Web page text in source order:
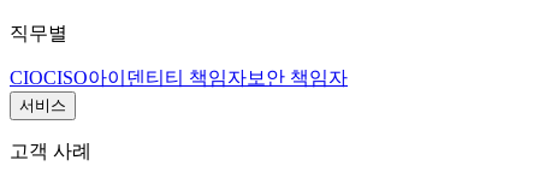
직무별
CIOCISO아이덴티티 책임자보안 책임자
서비스
고객 사례